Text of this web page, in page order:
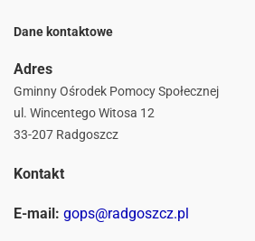
Dane kontaktowe
Adres
Gminny Ośrodek Pomocy Społecznej
ul. Wincentego Witosa 12
33-207 Radgoszcz
Kontakt
E-mail: gops@radgoszcz.pl